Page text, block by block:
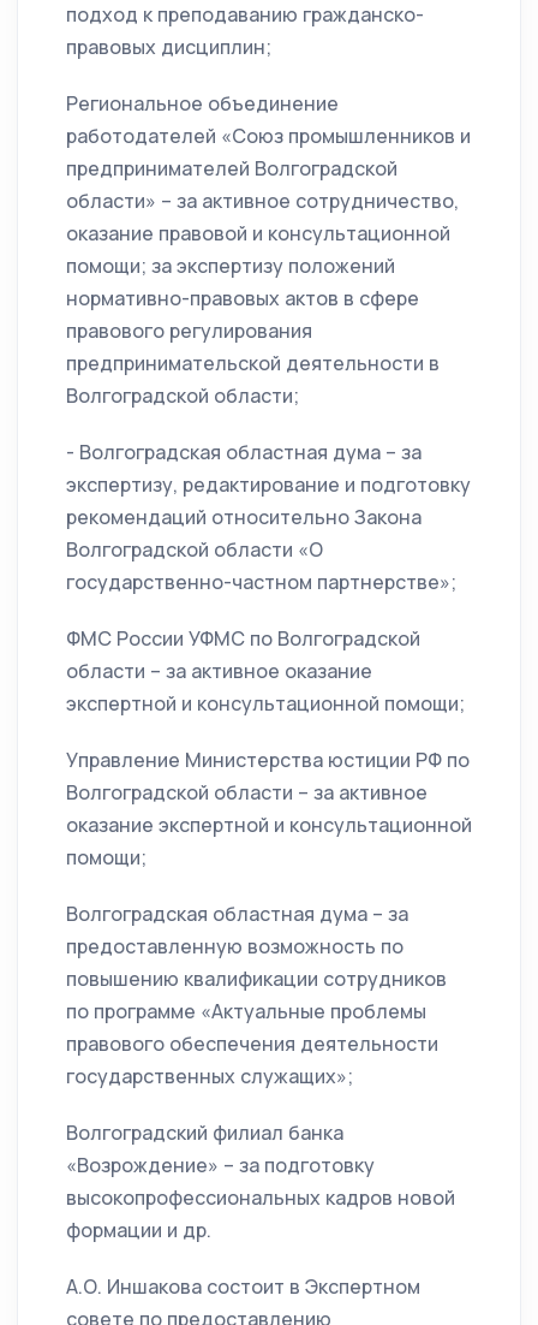
подход к преподаванию гражданско-
правовых дисциплин;
Региональное объединение
работодателей «Союз промышленников и
предпринимателей Волгоградской
области» – за активное сотрудничество,
оказание правовой и консультационной
помощи; за экспертизу положений
нормативно-правовых актов в сфере
правового регулирования
предпринимательской деятельности в
Волгоградской области;
- Волгоградская областная дума – за
экспертизу, редактирование и подготовку
рекомендаций относительно Закона
Волгоградской области «О
государственно-частном партнерстве»;
ФМС России УФМС по Волгоградской
области – за активное оказание
экспертной и консультационной помощи;
Управление Министерства юстиции РФ по
Волгоградской области – за активное
оказание экспертной и консультационной
помощи;
Волгоградская областная дума – за
предоставленную возможность по
повышению квалификации сотрудников
по программе «Актуальные проблемы
правового обеспечения деятельности
государственных служащих»;
Волгоградский филиал банка
«Возрождение» – за подготовку
высокопрофессиональных кадров новой
формации и др.
А.О. Иншакова состоит в Экспертном
совете по предоставлению